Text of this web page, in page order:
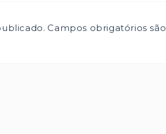
Campos obrigatórios